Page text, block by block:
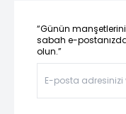
“Günün
sabah e-
olun.”